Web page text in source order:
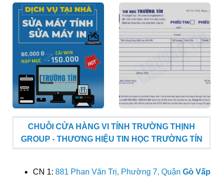
CHUỖI CỬA HÀNG VI TÍNH TRƯỜNG THỊNH
GROUP - THƯƠNG HIỆU TIN HỌC TRƯỜNG TÍN
CN 1: 881 Phan Văn Trị, Phường 7, Quận Gò Vấp